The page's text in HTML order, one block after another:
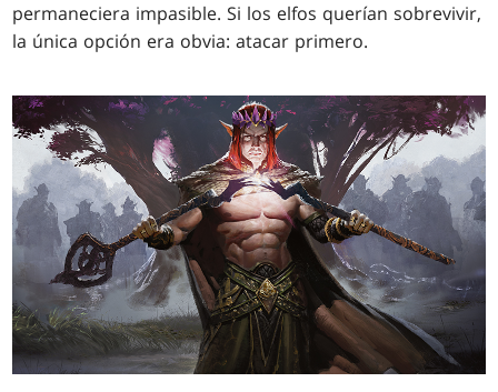
permaneciera impasible. Si los elfos querían sobrevivir,
la única opción era obvia: atacar primero.